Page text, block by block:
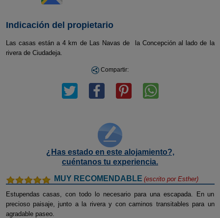
Indicación del propietario
Las casas están a 4 km de Las Navas de la Concepción al lado de la
rivera de Ciudadeja.
Compartir:
¿Has estado en este alojamiento?,
cuéntanos tu experiencia.
MUY RECOMENDABLE (escrito por Esther)
Estupendas casas, con todo lo necesario para una escapada. En un
precioso paisaje, junto a la rivera y con caminos transitables para un
agradable paseo.